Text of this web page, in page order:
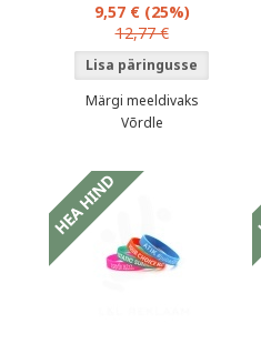
9,57 € (25%)
12,77 €
Märgi meeldivaks
Võrdle